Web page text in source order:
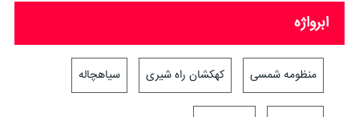
ابرواژه
منظومه شمسی کهکشان راه شیری سیاهچاله